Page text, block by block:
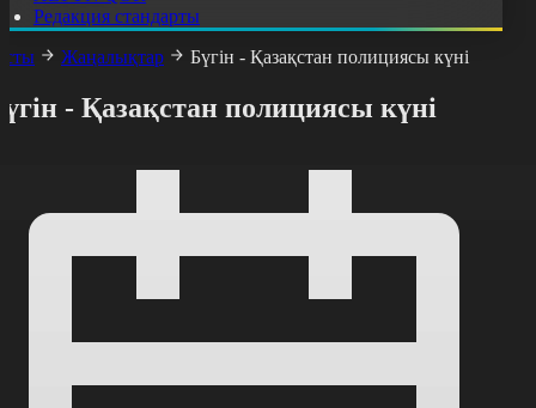
Редакция стандарты
Жаңалықтар Бүгін - Қазақстан полициясы күні
- Қазақстан полициясы күні